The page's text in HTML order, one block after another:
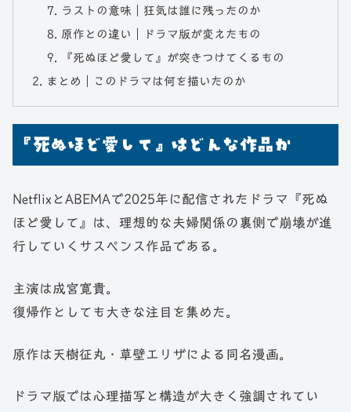
ラストの意味｜狂気は誰に残ったのか
原作との違い｜ドラマ版が変えたもの
『死ぬほど愛して』が突きつけてくるもの
まとめ｜このドラマは何を描いたのか
『死ぬほど愛して』はどんな作品か
NetflixとABEMAで2025年に配信されたドラマ『死ぬ
ほど愛して』は、理想的な夫婦関係の裏側で崩壊が進
行していくサスペンス作品である。
主演は成宮寛貴。
復帰作としても大きな注目を集めた。
原作は天樹征丸・草壁エリザによる同名漫画。
ドラマ版では心理描写と構造が大きく強調されてい